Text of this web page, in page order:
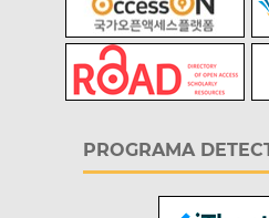
PROGRAMA